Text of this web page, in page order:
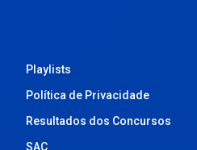
Playlists
Política de Privacidade
Resultados dos Concursos
SAC